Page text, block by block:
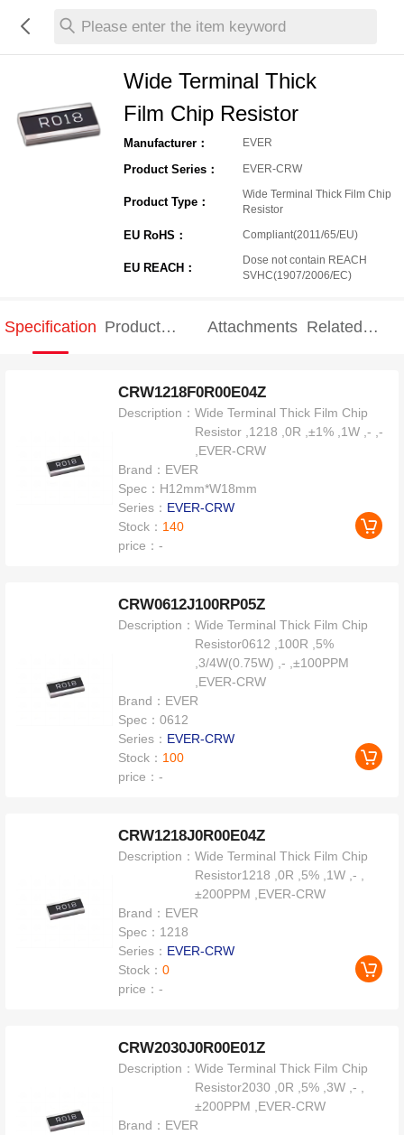
Please enter the item keyword
Wide Terminal Thick
Film Chip Resistor
Manufacturer： EVER
Product Series： EVER-CRW
Product Type：
Wide Terminal Thick Film Chip
Resistor
EU RoHS： Compliant(2011/65/EU)
EU REACH：
Dose not contain REACH
SVHC(1907/2006/EC)
Specification Product
Attachments Related
CRW1218F0R00E04Z
Description：Wide Terminal Thick Film Chip
Resistor ,1218 ,0R ,±1% ,1W ,- ,-
,EVER-CRW
Brand： EVER
Spec： H12mm*W18mm
Series： EVER-CRW
Stock： 140
price：-
CRW0612J100RP05Z
Description：Wide Terminal Thick Film Chip
Resistor0612 ,100R ,5%
,3/4W(0.75W) ,- ,±100PPM
,EVER-CRW
Brand： EVER
Spec：0612
Series： EVER-CRW
Stock： 100
price：-
CRW1218J0R00E04Z
Description：Wide Terminal Thick Film Chip
Resistor1218 ,0R ,5% ,1W ,- ,
±200PPM ,EVER-CRW
Brand： EVER
Spec： 1218
Series： EVER-CRW
Stock：0
price：-
CRW2030J0R00E01Z
Description：Wide Terminal Thick Film Chip
Resistor2030 ,0R ,5% ,3W ,- ,
±200PPM ,EVER-CRW
Brand： EVER